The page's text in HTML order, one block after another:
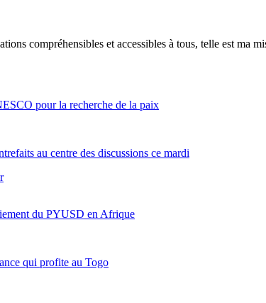
compréhensibles et accessibles à tous, telle est ma
pour la recherche de la paix
au centre des discussions ce mardi
du PYUSD en Afrique
qui profite au Togo